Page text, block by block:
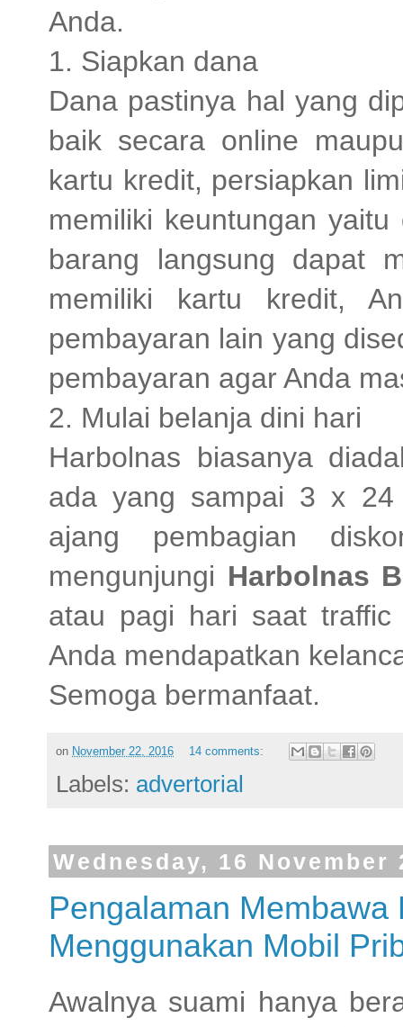
Anda.
1. Siapkan dana
Dana pastinya hal yang
baik secara online
kartu kredit, persiapkan
memiliki keuntungan
barang langsung dapat
memiliki kartu kredit,
pembayaran lain yang
pembayaran agar Anda
2. Mulai belanja dini hari
Harbolnas biasanya
ada yang sampai 3 x 24
ajang pembagian
mengunjungi Harbolnas
atau pagi hari saat
Anda mendapatkan
Semoga bermanfaat.
on November 22, 2016 14 comments:
Labels: advertorial
Wednesday, 16 November
Pengalaman
Menggunakan Mobil
Awalnya suami hanya